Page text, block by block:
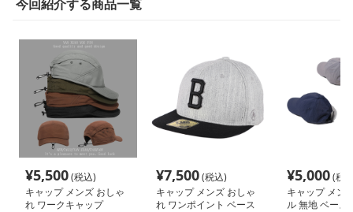
今回紹介する商品一覧
¥5,500(税込)
キャップ メンズ おしゃ
れ ワークキャップ
¥7,500(税込)
キャップ メンズ おしゃ
れ ワンポイント ベース
¥5,000(税
キャップ メン
ル 無地 ベース